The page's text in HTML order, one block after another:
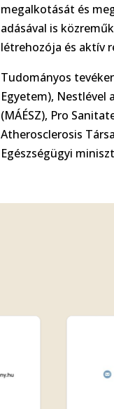
megalkotását és
adásával is
létrehozója és aktív
Tudományos
Egyetem), Nestlével
(MÁÉSZ), Pro
Atherosclerosis
Egészségügyi